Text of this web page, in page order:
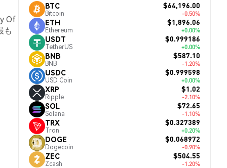
Of
も
BTC
Bitcoin
$64,196.00
-0.50%
ETH
Ethereum
$1,896.06
+0.00%
USDT
TetherUS
$0.999186
+0.00%
BNB
BNB
$587.10
-1.20%
USDC
USD Coin
$0.999598
+0.00%
XRP
Ripple
$1.02
-2.10%
SOL
Solana
$72.65
-1.10%
TRX
Tron
$0.327389
+0.20%
DOGE
Dogecoin
$0.068972
-0.90%
ZEC
Zcash
$504.55
-1.20%